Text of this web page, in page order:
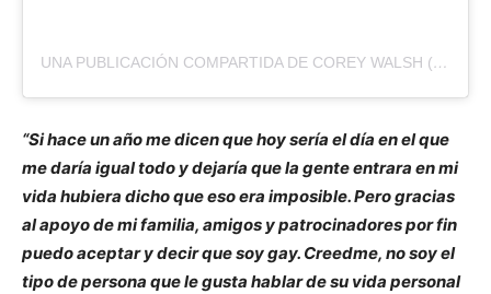
UNA PUBLICACIÓN COMPARTIDA DE COREY WALSH (@WALSHCOREY)
“Si hace un año me dicen que hoy sería el día en el que
me daría igual todo y dejaría que la gente entrara en mi
vida hubiera dicho que eso era imposible. Pero gracias
al apoyo de mi familia, amigos y patrocinadores por fin
puedo aceptar y decir que soy gay. Creedme, no soy el
tipo de persona que le gusta hablar de su vida personal